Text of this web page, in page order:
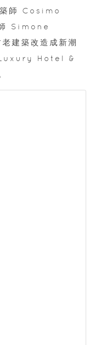
師 Cosimo
Simone
建築改造成新潮
Hotel &